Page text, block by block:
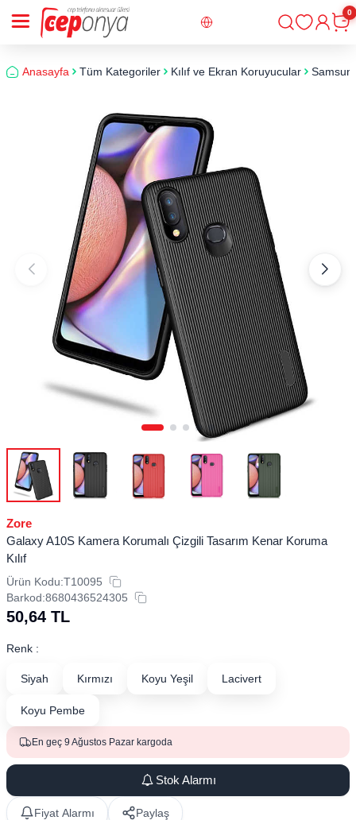
Giriş
0
Anasayfa Tüm Kategoriler Kılıf ve Ekran Koruyucular
Zore
Galaxy A10S Kamera Korumalı Çizgili Tasarım Kenar Koruma
Kılıf
Ürün Kodu:T10095
Barkod:8680436524305
50,64 TL
Renk :
Siyah Kırmızı Koyu Yeşil Lacivert
Koyu Pembe
En geç 9 Ağustos Pazar kargoda
Stok Alarmı
Fiyat Alarmı Paylaş